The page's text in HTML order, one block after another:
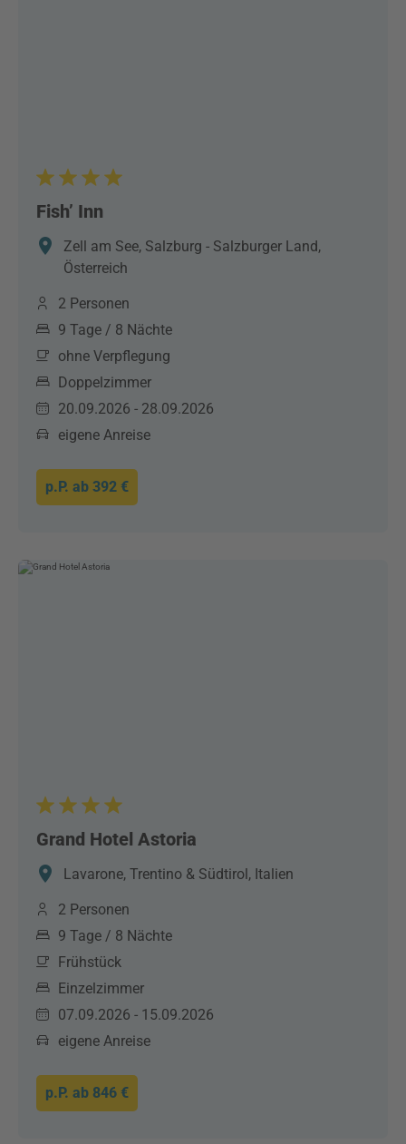
Fish’ Inn
Zell am See, Salzburg - Salzburger Land,
Österreich
2 Personen
9 Tage / 8 Nächte
ohne Verpflegung
Doppelzimmer
20.09.2026 - 28.09.2026
eigene Anreise
p.P. ab 392 €
Grand Hotel Astoria
Lavarone, Trentino & Südtirol, Italien
2 Personen
9 Tage / 8 Nächte
Frühstück
Einzelzimmer
07.09.2026 - 15.09.2026
eigene Anreise
p.P. ab 846 €